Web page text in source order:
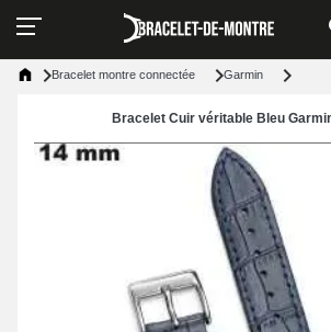
Bracelet montre connectée Garmin
Bracelet Cuir véritable Bleu